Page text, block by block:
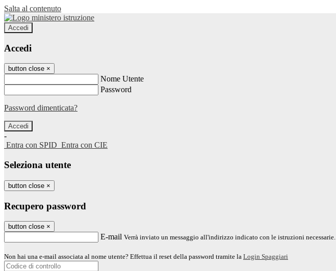
Salta al contenuto
Accedi
Accedi
button close ×
Nome Utente
Password
Password dimenticata?
-
Entra con SPID Entra con CIE
Seleziona utente
button close ×
Recupero password
button close ×
E-mail Verrà inviato un messaggio all'indirizzo indicato con le istruzioni necessarie.
Non hai una e-mail associata al nome utente? Effettua il reset della password tramite la Login Spaggiari